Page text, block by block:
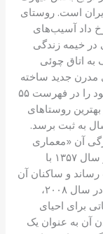
است. روستای
که در طبس رخ داد آسیب‌های
در خیمه زندگی
به اتاق چوئی
مدرن جدید ساخته
شد. در سال ۲۰۲۴ روستای اصفهک توانست خود را در فهرست ۵۵
روستاهای
به ثبت برسد.
آن «معماری
خشتی» هزار ساله است. پس از زلزله ویرانگر سال ۱۳۵۷ با
رساند و ساکنان آن
را دلسرد کرد، تحولی دگرگون کننده آغاز شد. در سال ۲۰۰۸،
برای احیای
آن به عنوان یک